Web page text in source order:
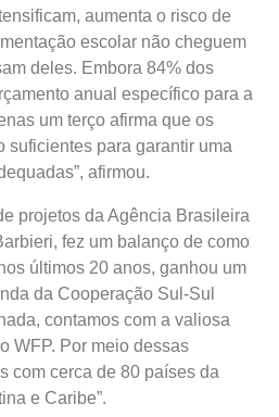
aumenta o risco de
escolar não cheguem
deles. Embora 84% dos
anual específico para a
um terço afirma que os
suficientes para garantir uma
afirmou.
projetos da Agência Brasileira
fez um balanço de como
últimos 20 anos, ganhou um
da Cooperação Sul-Sul
contamos com a valiosa
WFP. Por meio dessas
com cerca de 80 países da
e Caribe”.